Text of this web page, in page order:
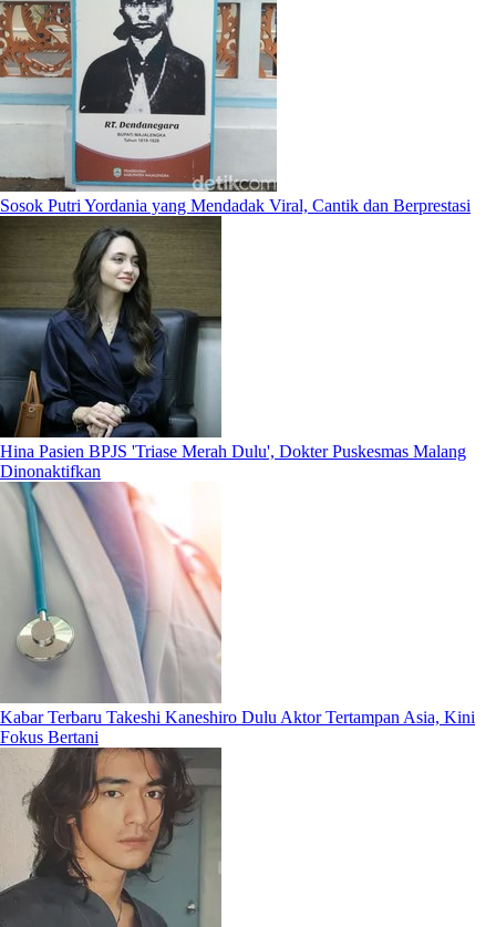
Sosok Putri Yordania yang Mendadak Viral, Cantik dan Berprestasi
Hina Pasien BPJS 'Triase Merah Dulu', Dokter Puskesmas Malang
Dinonaktifkan
Kabar Terbaru Takeshi Kaneshiro Dulu Aktor Tertampan Asia, Kini
Fokus Bertani